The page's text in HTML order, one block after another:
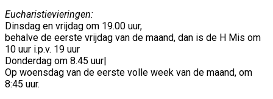
Eucharistievieringen:
Dinsdag en vrijdag om 19.00 uur,
behalve de eerste vrijdag van de maand, dan is de H Mis om
10 uur i.p.v. 19 uur
Donderdag om 8.45 uur|
Op woensdag van de eerste volle week van de maand, om
8:45 uur.